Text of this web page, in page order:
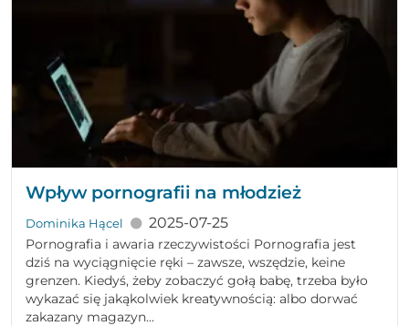
Wpływ pornografii na młodzież
Dominika Hącel 2025-07-25
Pornografia i awaria rzeczywistości Pornografia jest
dziś na wyciągnięcie ręki – zawsze, wszędzie, keine
grenzen. Kiedyś, żeby zobaczyć gołą babę, trzeba było
wykazać się jakąkolwiek kreatywnością: albo dorwać
zakazany magazyn...